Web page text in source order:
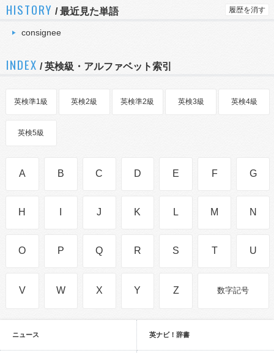
HISTORY /最近見た単語 履歴を消す
consignee
INDEX / 英検級・アルファベット索引
英検準1級 英検2級 英検準2級 英検3級 英検4級
英検5級
A B C D E F G
H J K L M N
O P Q R S T U
V W X Y Z 数字記号
ニュース 英ナビ！辞書